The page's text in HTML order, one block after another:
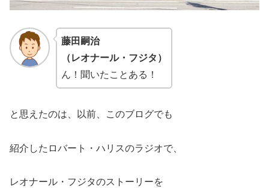
藤田嗣治
（レオナール・フジタ）
ん！聞いたことある！
と思えたのは、以前、このブログでも
紹介したロバート・ハリスのラジオで、
レオナール・フジタのストーリーを